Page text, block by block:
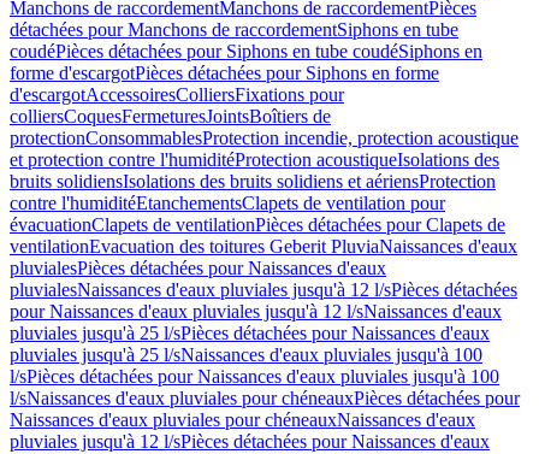
Manchons de raccordementManchons de raccordementPièces
détachées pour Manchons de raccordementSiphons en tube
coudéPièces détachées pour Siphons en tube coudéSiphons en
forme d'escargotPièces détachées pour Siphons en forme
d'escargotAccessoiresColliersFixations pour
colliersCoquesFermeturesJointsBoîtiers de
protectionConsommablesProtection incendie, protection acoustique
et protection contre l'humiditéProtection acoustiqueIsolations des
bruits solidiensIsolations des bruits solidiens et aériensProtection
contre l'humiditéEtanchementsClapets de ventilation pour
évacuationClapets de ventilationPièces détachées pour Clapets de
ventilationEvacuation des toitures Geberit PluviaNaissances d'eaux
pluvialesPièces détachées pour Naissances d'eaux
pluvialesNaissances d'eaux pluviales jusqu'à 12 l/sPièces détachées
pour Naissances d'eaux pluviales jusqu'à 12 l/sNaissances d'eaux
pluviales jusqu'à 25 l/sPièces détachées pour Naissances d'eaux
pluviales jusqu'à 25 l/sNaissances d'eaux pluviales jusqu'à 100
l/sPièces détachées pour Naissances d'eaux pluviales jusqu'à 100
l/sNaissances d'eaux pluviales pour chéneauxPièces détachées pour
Naissances d'eaux pluviales pour chéneauxNaissances d'eaux
pluviales jusqu'à 12 l/sPièces détachées pour Naissances d'eaux